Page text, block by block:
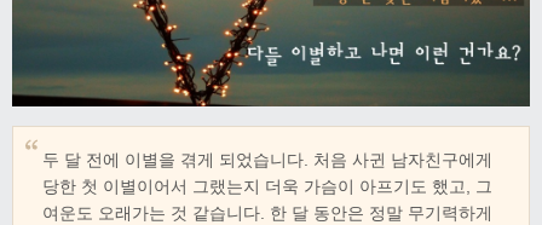
두 달 전에 이별을 겪게 되었습니다. 처음 사귄 남자친구에게
당한 첫 이별이어서 그랬는지 더욱 가슴이 아프기도 했고, 그
여운도 오래가는 것 같습니다. 한 달 동안은 정말 무기력하게